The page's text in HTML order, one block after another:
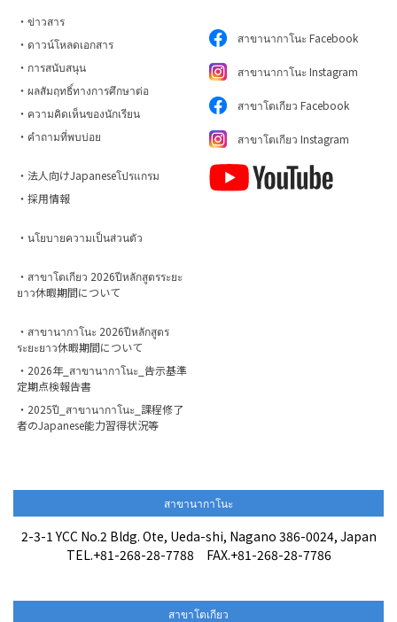
・ข่าวสาร
・ดาวน์โหลดเอกสาร
・การสนับสนุน
・ผลสัมฤทธิ์ทางการศึกษาต่อ
・ความคิดเห็นของนักเรียน
・คำถามที่พบบ่อย
・法人向けJapaneseโปรแกรม
・採用情報
・นโยบายความเป็นส่วนตัว
・สาขาโตเกียว 2026ปีหลักสูตรระยะ
ยาว休暇期間について
・สาขานากาโนะ 2026ปีหลักสูตร
ระยะยาว休暇期間について
・2026年_สาขานากาโนะ_告示基準
定期点検報告書
・2025ปี_สาขานากาโนะ_課程修了
者のJapanese能力習得状況等
สาขานากาโนะ Facebook
สาขานากาโนะ Instagram
สาขาโตเกียว Facebook
สาขาโตเกียว Instagram
สาขานากาโนะ
2-3-1 YCC No.2 Bldg. Ote, Ueda-shi, Nagano 386-0024, Japan
TEL.+81-268-28-7788 FAX.+81-268-28-7786
สาขาโตเกียว